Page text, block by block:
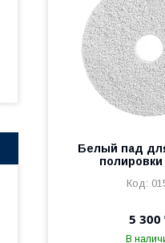
Белый пад
полировки
5 300
В